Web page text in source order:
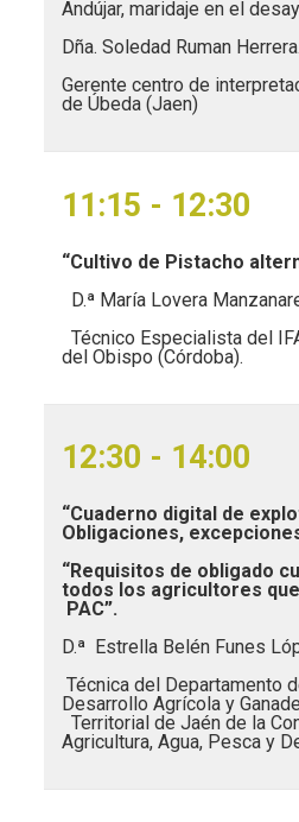
Andújar, maridaje en el
Dña. Soledad Ruman Herrera.
Gerente centro de
de Úbeda (Jaen)
11:15 - 12:30
“Cultivo de Pistacho
D.ª María Lovera
Técnico Especialista del
del Obispo (Córdoba).
12:30 - 14:00
“Cuaderno digital de
Obligaciones,
“Requisitos de obligado
todos los agricultores
PAC”.
D.ª Estrella Belén Funes
Técnica del Departamento
Desarrollo Agrícola y
Territorial de Jaén de la
Agricultura, Agua, Pesca y